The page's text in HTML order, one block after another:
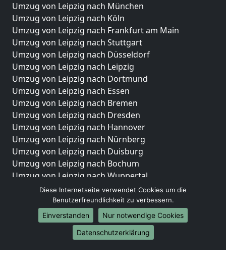
Umzug von Leipzig nach München
Umzug von Leipzig nach Köln
Umzug von Leipzig nach Frankfurt am Main
Umzug von Leipzig nach Stuttgart
Umzug von Leipzig nach Düsseldorf
Umzug von Leipzig nach Leipzig
Umzug von Leipzig nach Dortmund
Umzug von Leipzig nach Essen
Umzug von Leipzig nach Bremen
Umzug von Leipzig nach Dresden
Umzug von Leipzig nach Hannover
Umzug von Leipzig nach Nürnberg
Umzug von Leipzig nach Duisburg
Umzug von Leipzig nach Bochum
Umzug von Leipzig nach Wuppertal
Umzug von Leipzig nach Bielefeld
Umzug von Leipzig nach Bonn
Umzug von Leipzig nach Münster
Internationale-Umzüge
Umzug von Leipzig nach Brasilien
Diese Internetseite verwendet Cookies um die
Benutzerfreundlichkeit zu verbessern.
Einverstanden
Nur notwendige Cookies
Datenschutzerklärung